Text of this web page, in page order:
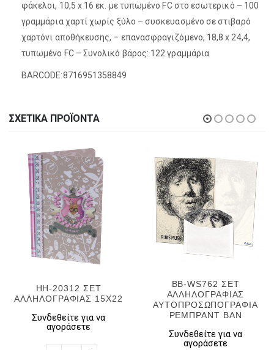
φάκελοι, 10,5 x 16 εκ. με τυπωμένο FC στο εσωτερικό – 100
γραμμάρια χαρτί χωρίς ξύλο – συσκευασμένο σε στιβαρό
χαρτόνι αποθήκευσης, – επανασφραγιζόμενο, 18,8 x 24,4,
τυπωμένο FC – Συνολικό βάρος: 122 γραμμάρια
BARCODE:8716951358849
ΣΧΕΤΙΚΆ ΠΡΟΪΌΝΤΑ
ΗΗ-20312 ΣΕΤ
ΑΛΛΗΛΟΓΡΑΦΙΑΣ 15Χ22
Συνδεθείτε για να
αγοράσετε
BB-WS762 ΣΕΤ
ΑΛΛΗΛΟΓΡΑΦΙΑΣ
ΑΥΤΟΠΡΟΣΩΠΟΓΡΑΦΙΑ
ΡΕΜΠΡΑΝΤ ΒΑΝ
Συνδεθείτε για να
αγοράσετε